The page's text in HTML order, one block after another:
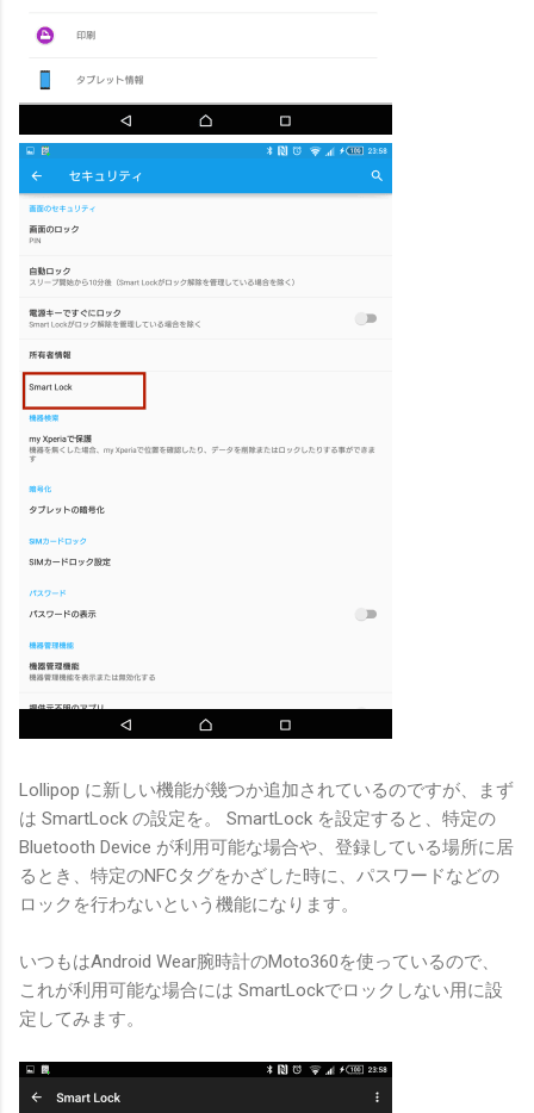
Lollipop に新しい機能が幾つか追加されているのですが、まず
は SmartLock の設定を。 SmartLock を設定すると、特定の
Bluetooth Device が利用可能な場合や、登録している場所に居
るとき、特定のNFCタグをかざした時に、パスワードなどの
ロックを行わないという機能になります。
いつもはAndroid Wear腕時計のMoto360を使っているので、
これが利用可能な場合には SmartLockでロックしない用に設
定してみます。